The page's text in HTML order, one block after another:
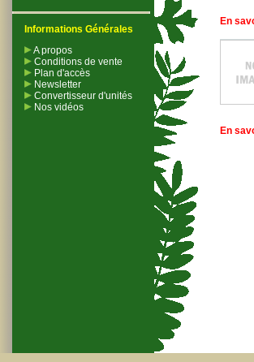
Informations Générales
A propos
Conditions de vente
Plan d'accès
Newsletter
Convertisseur d'unités
Nos vidéos
En
En